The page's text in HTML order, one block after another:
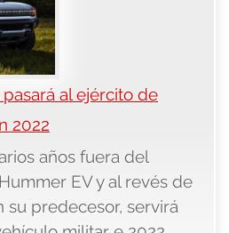
al ejército de
2022
años fuera del
EV y al revés de
su predecesor, servirá